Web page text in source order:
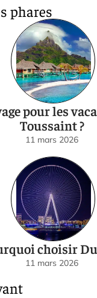
phares
pour les
Toussaint ?
11 mars 2026
choisir
11 mars 2026